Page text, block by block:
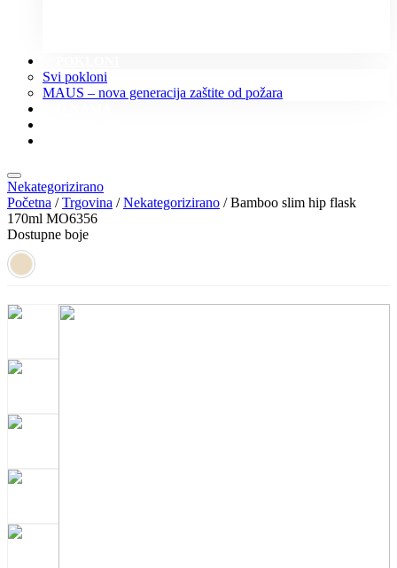
Svi pokloni
MAUS – nova generacija zaštite od požara
Nekategorizirano
Početna /Trgovina /Nekategorizirano / Bamboo slim hip flask
170ml MO6356
Dostupne boje